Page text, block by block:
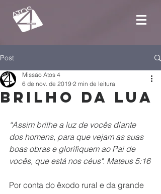
Post
Brilho da Lua
Missão Atos 4
6 de nov. de 2019 2 min de leitura
“Assim brilhe a luz de vocês diante
dos homens, para que vejam as suas
boas obras e glorifiquem ao Pai de
vocês, que está nos céus". Mateus 5:16
Por conta do êxodo rural e da grande